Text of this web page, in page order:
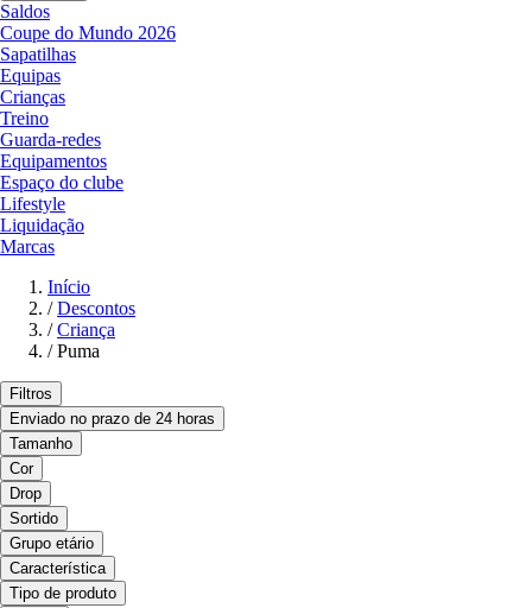
Saldos
Coupe do Mundo 2026
Sapatilhas
Equipas
Crianças
Treino
Guarda-redes
Equipamentos
Espaço do clube
Lifestyle
Liquidação
Marcas
Início
/ Descontos
/ Criança
/ Puma
Filtros
Enviado no prazo de 24 horas
Tamanho
Cor
Drop
Sortido
Grupo etário
Característica
Tipo de produto